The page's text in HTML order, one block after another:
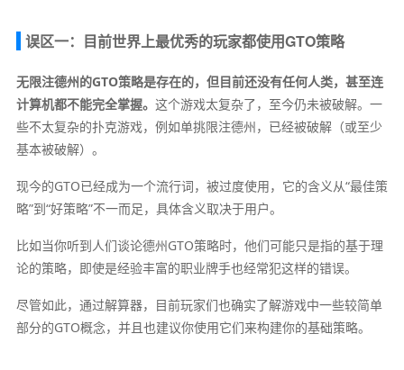
误区一：目前世界上最优秀的玩家都使用GTO策略
无限注德州的GTO策略是存在的，但目前还没有任何人类，甚至连
计算机都不能完全掌握。 这个游戏太复杂了，至今仍未被破解。一
些不太复杂的扑克游戏，例如单挑限注德州，已经被破解（或至少
基本被破解）。
现今的GTO已经成为一个流行词，被过度使用，它的含义从“最佳策
略”到“好策略”不一而足，具体含义取决于用户。
比如当你听到人们谈论德州GTO策略时，他们可能只是指的基于理
论的策略，即使是经验丰富的职业牌手也经常犯这样的错误。
尽管如此，通过解算器，目前玩家们也确实了解游戏中一些较简单
部分的GTO概念，并且也建议你使用它们来构建你的基础策略。